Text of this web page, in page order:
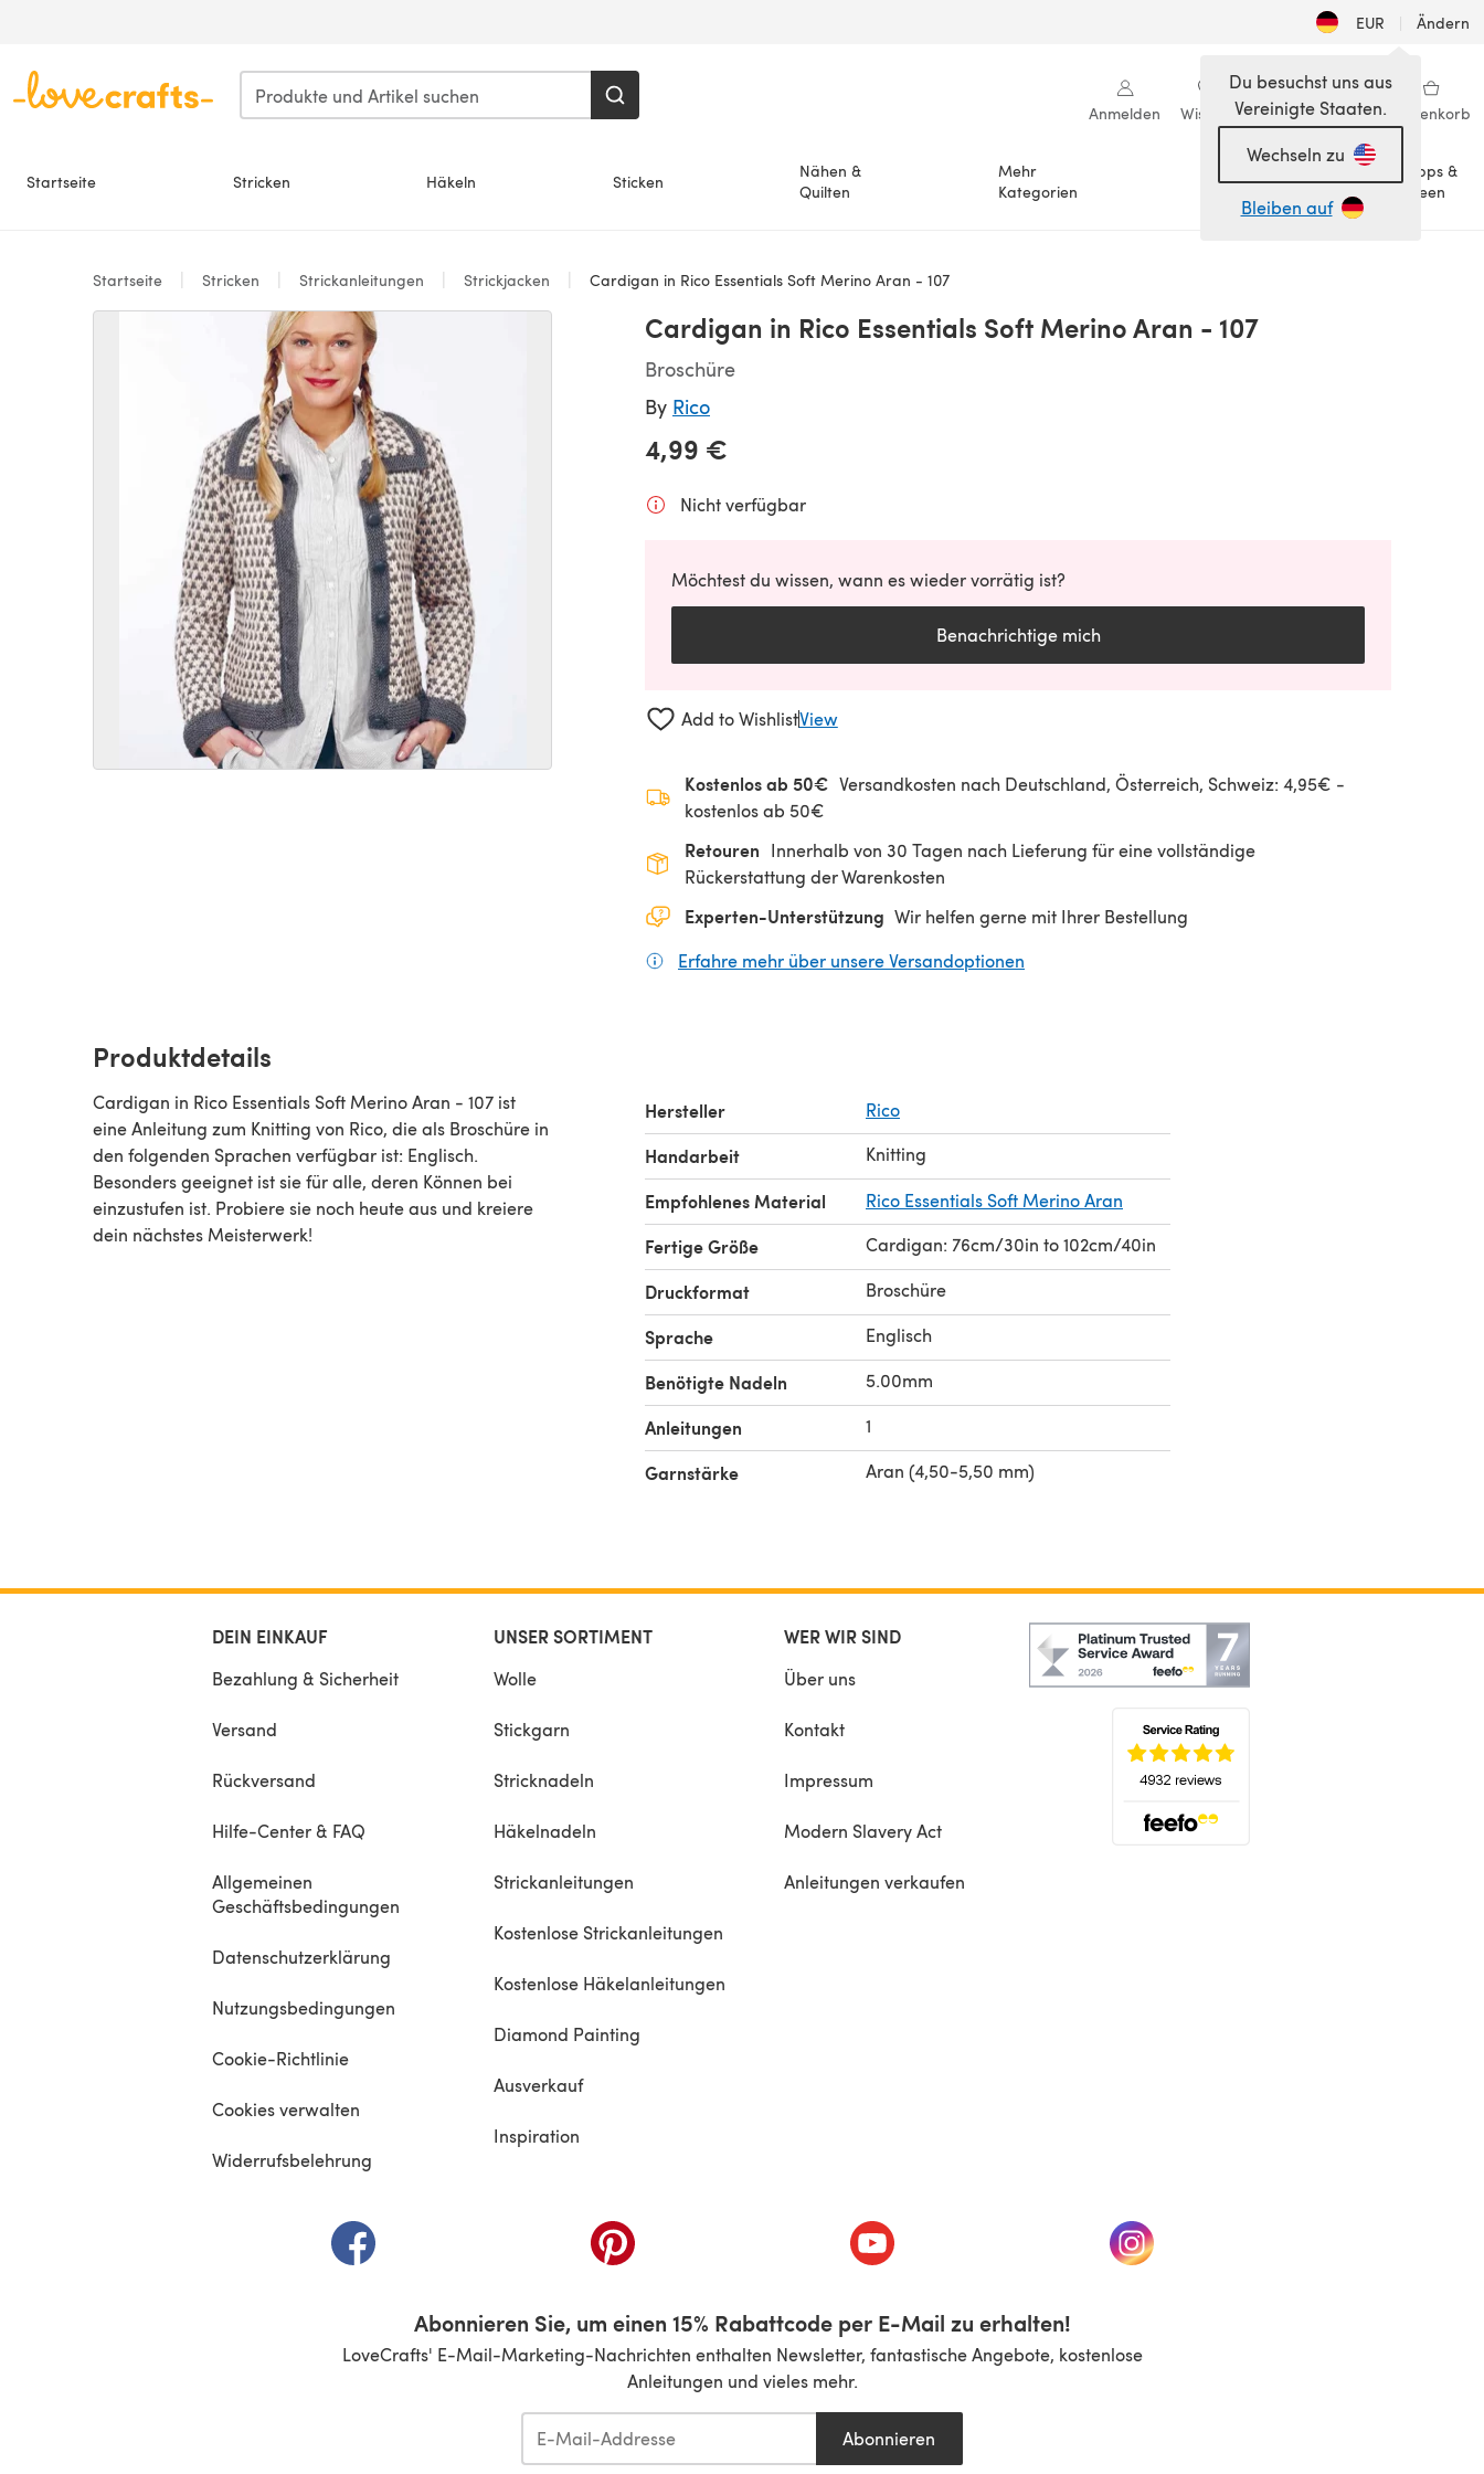
EUR | Ändern
Anmelden Wishlist Meine Bibliothek Warenkorb
Startseite Stricken Häkeln Sticken
Nähen &
Quilten
Mehr
Kategorien
Anlässe
Tipps &
Ideen
Du besuchst uns aus
Vereinigte Staaten.
Wechseln zu
Bleiben auf
Startseite Stricken Strickanleitungen Strickjacken Cardigan in Rico Essentials Soft Merino Aran - 107
Cardigan in Rico Essentials Soft Merino Aran - 107
Broschüre
By Rico
4,99 €
Nicht verfügbar
Möchtest du wissen, wann es wieder vorrätig ist?
Benachrichtige mich
Add to WishlistView
Kostenlos ab 50€ Versandkosten nach Deutschland, Österreich, Schweiz: 4,95€ -
kostenlos ab 50€
Retouren Innerhalb von 30 Tagen nach Lieferung für eine vollständige
Rückerstattung der Warenkosten
Experten-Unterstützung Wir helfen gerne mit Ihrer Bestellung
Erfahre mehr über unsere Versandoptionen
Produktdetails
Cardigan in Rico Essentials Soft Merino Aran - 107 ist
eine Anleitung zum Knitting von Rico, die als Broschüre in
den folgenden Sprachen verfügbar ist: Englisch.
Besonders geeignet ist sie für alle, deren Können bei
einzustufen ist. Probiere sie noch heute aus und kreiere
dein nächstes Meisterwerk!
Hersteller Rico
Handarbeit Knitting
Empfohlenes Material Rico Essentials Soft Merino Aran
Fertige Größe Cardigan: 76cm/30in to 102cm/40in
Druckformat Broschüre
Sprache Englisch
Benötigte Nadeln 5.00mm
Anleitungen 1
Garnstärke Aran (4,50-5,50 mm)
DEIN EINKAUF
Bezahlung & Sicherheit
Versand
Rückversand
Hilfe-Center & FAQ
Allgemeinen
Geschäftsbedingungen
Datenschutzerklärung
Nutzungsbedingungen
Cookie-Richtlinie
Cookies verwalten
Widerrufsbelehrung
UNSER SORTIMENT
Wolle
Stickgarn
Stricknadeln
Häkelnadeln
Strickanleitungen
Kostenlose Strickanleitungen
Kostenlose Häkelanleitungen
Diamond Painting
Ausverkauf
Inspiration
WER WIR SIND
Über uns
Kontakt
Impressum
Modern Slavery Act
Anleitungen verkaufen
(öffnet sich in einem neuen Tab)(öffnet sich in einem neuen Tab)(öffnet sich in einem neuen Tab)(öffnet sich in einem neuen Tab)
Abonnieren Sie, um einen 15% Rabattcode per E-Mail zu erhalten!
LoveCrafts' E-Mail-Marketing-Nachrichten enthalten Newsletter, fantastische Angebote, kostenlose
Anleitungen und vieles mehr.
Abonnieren